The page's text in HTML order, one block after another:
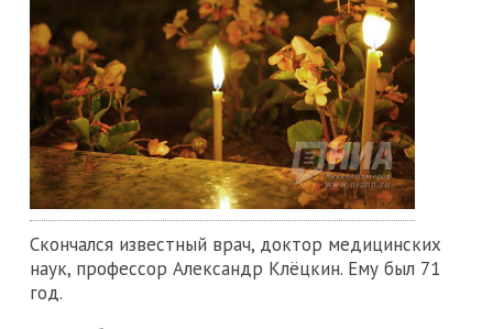
Скончался известный врач, доктор медицинских
наук, профессор Александр Клёцкин. Ему был 71
год.